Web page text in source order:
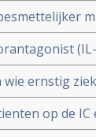
En
kruisen.
beademing
ernstig
studies
op de
elders is